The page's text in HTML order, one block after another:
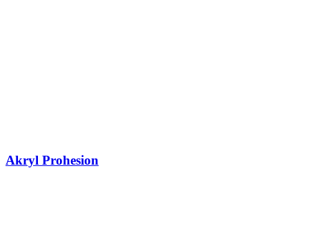
Akryl Prohesion